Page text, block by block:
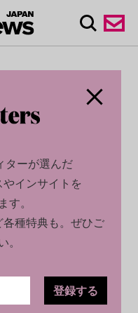
2022.09.02
ターが選んだ
インサイトを
す。
種特典も。ぜひご
登録する